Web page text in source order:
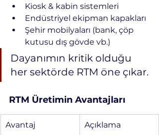
Kiosk & kabin sistemleri
Endüstriyel ekipman kapakları
Şehir mobilyaları (bank, çöp
kutusu dış gövde vb.)
Dayanımın kritik olduğu
her sektörde RTM öne çıkar.
RTM Üretimin Avantajları
Avantaj Açıklama